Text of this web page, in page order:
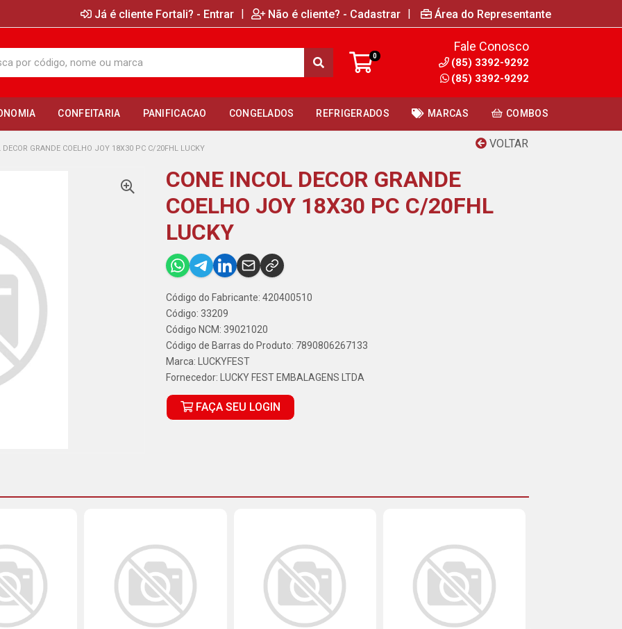
Já é cliente Fortali? - Entrar | Não é cliente? - Cadastrar | Área do Representante
0
Fale Conosco
(85) 3392-9292
(85) 3392-9292
CONFEITARIA PANIFICACAO CONGELADOS REFRIGERADOS MARCAS COMBOS
VOLTAR
DECOR GRANDE COELHO JOY 18X30 PC C/20FHL LUCKY
CONE INCOL DECOR GRANDE
COELHO JOY 18X30 PC C/20FHL
LUCKY
Código do Fabricante: 420400510
Código: 33209
Código NCM: 39021020
Código de Barras do Produto: 7890806267133
Marca:
LUCKYFEST
Fornecedor:
LUCKY FEST EMBALAGENS LTDA
FAÇA SEU LOGIN